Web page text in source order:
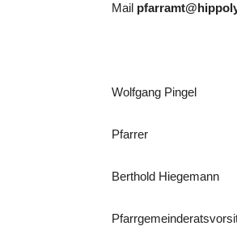
Mail
Wolfgang
Pfarrer stellv.
Berthold